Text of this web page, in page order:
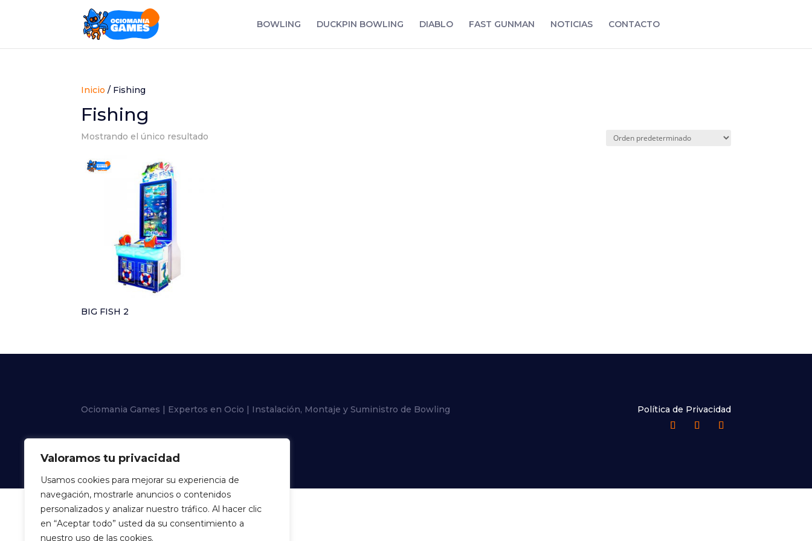
Valoramos tu privacidad
Usamos cookies para mejorar su experiencia de
navegación, mostrarle anuncios o contenidos
personalizados y analizar nuestro tráfico. Al hacer clic
en “Aceptar todo” usted da su consentimiento a
nuestro uso de las cookies.
BOWLING DUCKPIN BOWLING DIABLO FAST GUNMAN NOTICIAS CONTACTO
Inicio / Fishing
Fishing
Mostrando el único resultado
BIG FISH 2
Ociomania Games | Expertos en Ocio | Instalación, Montaje y Suministro de Bowling Política de Privacidad